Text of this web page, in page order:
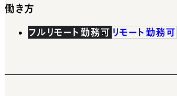
働き方
フルリモート勤務可 リモート勤務可